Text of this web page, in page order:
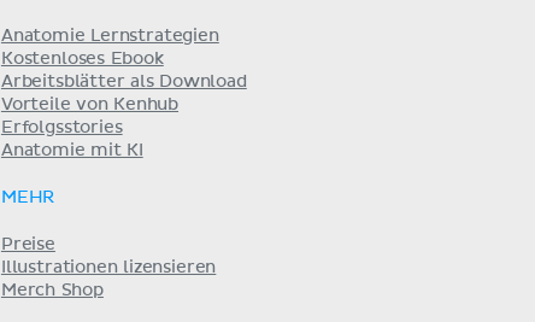
Anatomie Lernstrategien
Kostenloses Ebook
Arbeitsblätter als Download
Vorteile von Kenhub
Erfolgsstories
Anatomie mit KI
MEHR
Preise
Illustrationen lizensieren
Merch Shop